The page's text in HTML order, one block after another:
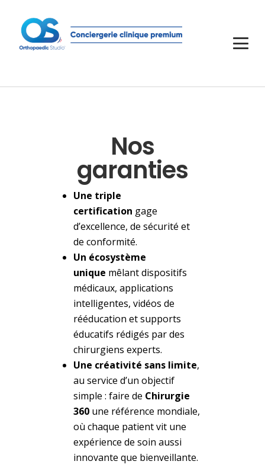
Nos
garanties
Une triple
certification gage
d’excellence, de sécurité et
de conformité.
Un écosystème
unique mêlant dispositifs
médicaux, applications
intelligentes, vidéos de
rééducation et supports
éducatifs rédigés par des
chirurgiens experts.
Une créativité sans limite,
au service d’un objectif
simple : faire de Chirurgie
360une référence mondiale,
où chaque patient vit une
expérience de soin aussi
innovante que bienveillante.